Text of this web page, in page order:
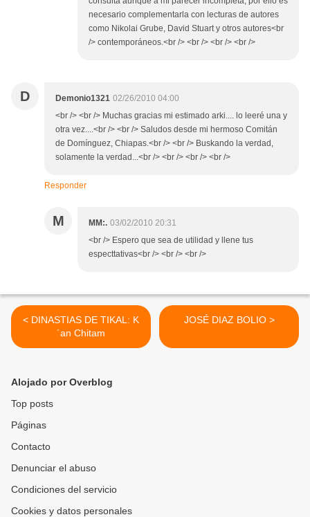
necesario complementarla con lecturas de autores
como Nikolai Grube, David Stuart y otros autores<br
/> contemporáneos.<br /> <br /> <br /> <br />
D Demonio1321 02/26/2010 04:00
<br /> <br /> Muchas gracias mi estimado arki.... lo leeré una y
otra vez....<br /> <br /> Saludos desde mi hermoso Comitán
de Domínguez, Chiapas.<br /> <br /> Buskando la verdad,
solamente la verdad...<br /> <br /> <br /> <br />
Responder
M MM:. 03/02/2010 20:31
<br /> Espero que sea de utilidad y llene tus
especttativas<br /> <br /> <br />
< DINASTIAS DE TIKAL: K
´an Chitam
JOSÉ DIAZ BOLIO >
Alojado por Overblog
Top posts
Páginas
Contacto
Denunciar el abuso
Condiciones del servicio
Cookies y datos personales